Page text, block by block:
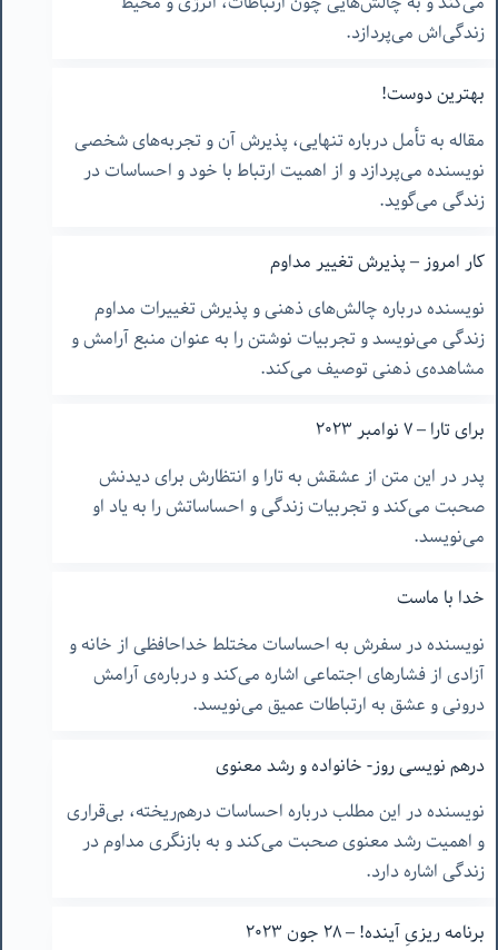
زندگی‌اش می‌پردازد.
بهترین دوست!
مقاله به تأمل درباره تنهایی، پذیرش آن و تجربه‌های شخصی
نویسنده می‌پردازد و از اهمیت ارتباط با خود و احساسات در
زندگی می‌گوید.
کار امروز – پذیرش تغییر مداوم
نویسنده درباره چالش‌های ذهنی و پذیرش تغییرات مداوم
زندگی می‌نویسد و تجربیات نوشتن را به عنوان منبع آرامش و
مشاهده‌ی ذهنی توصیف می‌کند.
برای تارا – ٧ نوامبر ٢٠٢٣
پدر در این متن از عشقش به تارا و انتظارش برای دیدنش
صحبت می‌کند و تجربیات زندگی و احساساتش را به یاد او
می‌نویسد.
خدا با ماست
نویسنده در سفرش به احساسات مختلط خداحافظی از خانه و
آزادی از فشارهای اجتماعی اشاره می‌کند و درباره‌ی آرامش
درونی و عشق به ارتباطات عمیق می‌نویسد.
درهم نویسی روز- خانواده و رشد معنوی
نویسنده در این مطلب درباره احساسات درهم‌ریخته، بی‌قراری
و اهمیت رشد معنوی صحبت می‌کند و به بازنگری مداوم در
زندگی اشاره دارد.
برنامه ریزیِ آینده! – ٢٨ جون ٢٠٢٣